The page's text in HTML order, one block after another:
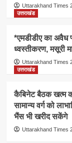
Uttarakhand Times
उत्तराखंड
*एमडीडीए का अवैध
ध्वस्तीकरण, मसूरी
Uttarakhand Times
उत्तराखंड
कैबिनेट बैठक खत्म
सामान्य वर्ग को
भैंस भी खरीद सकेंगे
Uttarakhand Times